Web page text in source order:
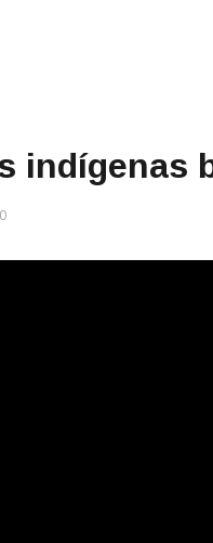
indígenas